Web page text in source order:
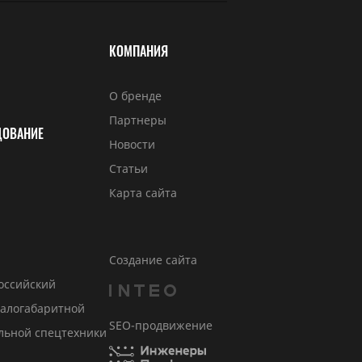
КОМПАНИЯ
О бренде
Партнеры
Новости
Статьи
Карта сайта
спецтехники
Создание сайта
SEO-продвижение